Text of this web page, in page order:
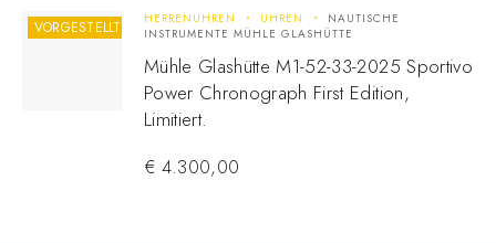
VORGESTELLT HERRENUHREN UHREN
NAUTISCHE
INSTRUMENTE MÜHLE GLASHÜTTE
Mühle Glashütte M1-52-33-2025 Sportivo
Power Chronograph First Edition,
Limitiert.
€ 4.300,00